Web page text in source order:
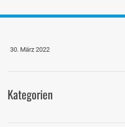
30. März 2022
Kategorien